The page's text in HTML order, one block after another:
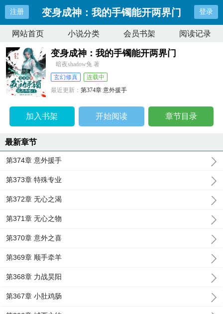
注册 变身成神：我的手镯能开两界门 登录
网站首页 小说分类 会员书架 阅读记录
变身成神：我的手镯能开两界门
暗夜shadow兔 著
玄幻修真
连载中
最近更新：第374章 意外援手
加入书架 开始阅读 章节目录
最新章节
第374章 意外援手
第373章 特殊专业
第372章 无心之渴
第371章 无心之物
第370章 意外之喜
第369章 顺手牵羊
第368章 力战昊阳
第367章 小肚鸡肠